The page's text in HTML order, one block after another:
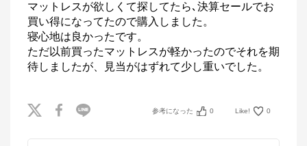
マットレスが欲しくて探してたら､決算セールでお
買い得になってたので購入しました。
寝心地は良かったです。
ただ以前買ったマットレスが軽かったのでそれを期
待しましたが、見当がはずれて少し重いでした。
参考になった 0 Like! 0